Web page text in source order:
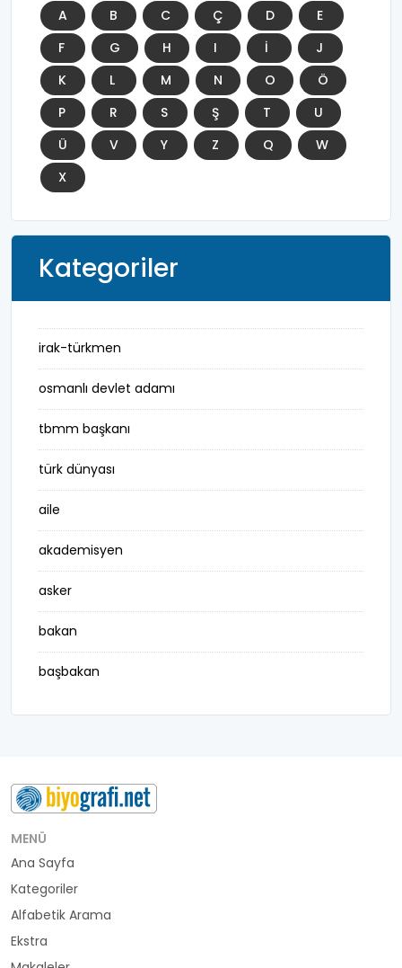
A B C Ç D
E
F
G H I İ
J
K
L M N O
Ö
P
R S Ş T
U
Ü
V Y Z Q
W
X
Kategoriler
irak-türkmen
osmanlı devlet adamı
tbmm başkanı
türk dünyası
aile
akademisyen
asker
bakan
başbakan
belediye başkanı
buluş
bürokrat
büyükelçi
cumhurbaşkanı
MENÜ
Ana Sayfa
Kategoriler
Alfabetik Arama
Ekstra